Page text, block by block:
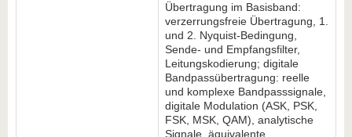
Übertragung im Basisband:
verzerrungsfreie Übertragung, 1.
und 2. Nyquist-Bedingung,
Sende- und Empfangsfilter,
Leitungskodierung; digitale
Bandpassübertragung: reelle
und komplexe Bandpasssignale,
digitale Modulation (ASK, PSK,
FSK, MSK, QAM), analytische
Signale, äquivalente